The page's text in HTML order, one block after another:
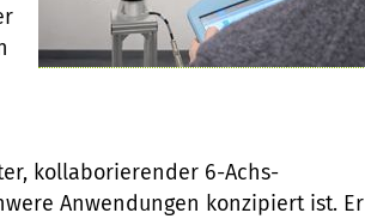
kollaborierender 6-Achs-
Anwendungen konzipiert ist. Er